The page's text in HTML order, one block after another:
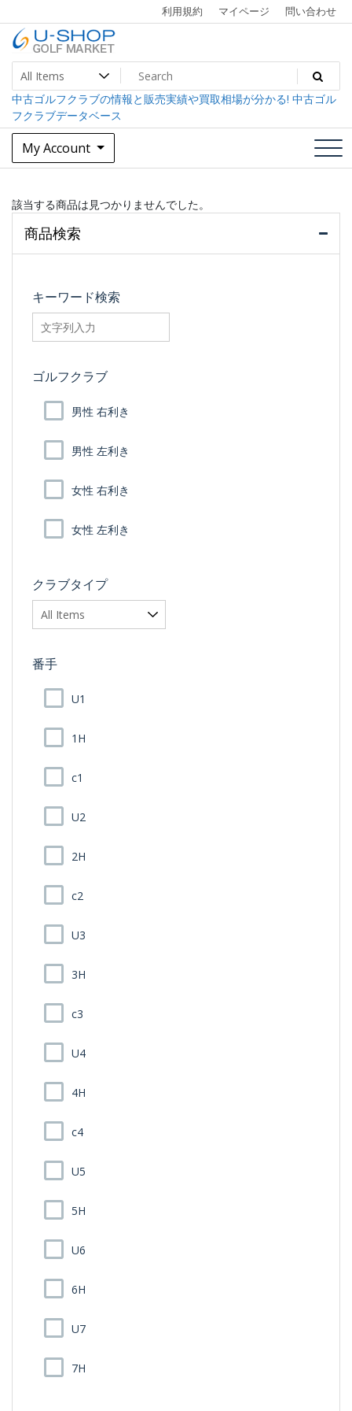
to
content
利用規約 マイページ 問い合わせ
U-SHOP Golf Market dev
中古ゴルフクラブ最大級！U-SHOPゴルフマーケット
中古ゴルフクラブの情報と販売実績や買取相場が分かる! 中古ゴル
フクラブデータベース
My Account
該当する商品は見つかりませんでした。
商品検索
キーワード検索
searchfilter_pro
ゴルフクラブ
男性 右利き
男性 左利き
女性 右利き
女性 左利き
クラブタイプ
番手
U1
1H
c1
U2
2H
c2
U3
3H
c3
U4
4H
c4
U5
5H
U6
6H
U7
7H